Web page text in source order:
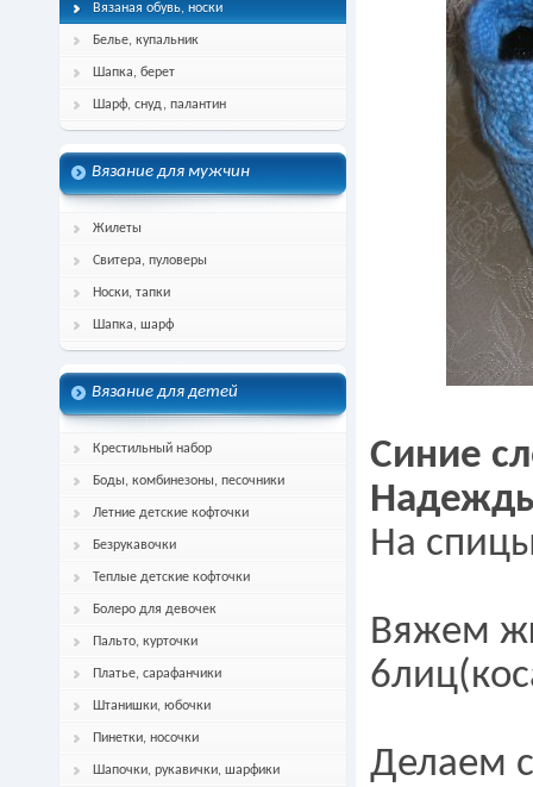
Вязаная обувь, носки
Белье, купальник
Шапка, берет
Шарф, снуд, палантин
Вязание для мужчин
Жилеты
Свитера, пуловеры
Носки, тапки
Шапка, шарф
Вязание для детей
Крестильный набор
Боды, комбинезоны, песочники
Летние детские кофточки
Безрукавочки
Теплые детские кофточки
Болеро для девочек
Пальто, курточки
Платье, сарафанчики
Штанишки, юбочки
Пинетки, носочки
Шапочки, рукавички, шарфики
Синие
На
Вяжем
Делаем